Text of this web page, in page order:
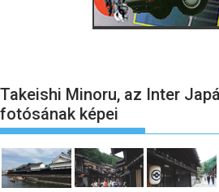
Takeishi Minoru, az Inter
fotósának képei